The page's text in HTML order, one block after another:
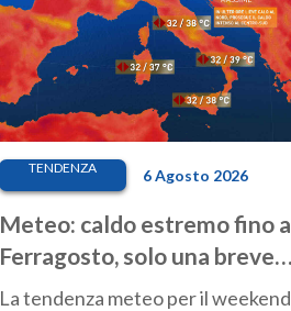
TENDENZA 6 Agosto 2026
Meteo: caldo estremo fino a
Ferragosto, solo una breve
pausa. Ecco dove
La tendenza meteo per il weekend